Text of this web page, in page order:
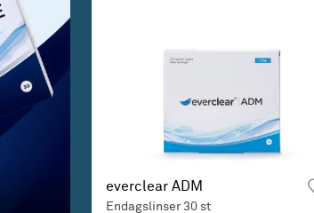
everclear ADM
Endagslinser 30 st